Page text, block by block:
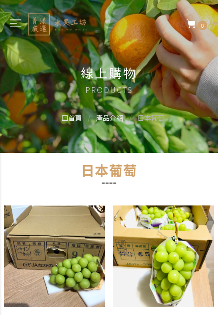
0
線上購物
PRODUCTS
回首頁 產品介紹 日本葡萄
日本葡萄